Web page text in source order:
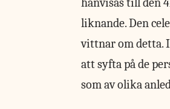
liknande. Den
vittnar om detta.
att syfta på de
som av olika